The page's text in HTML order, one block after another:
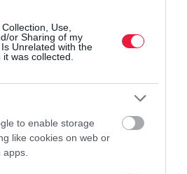
Use,
or Sharing of my
Unrelated with the
was collected.
to enable storage
like cookies on web or
bankszámlaszámok kiosztását, ám
akik így átmenetileg